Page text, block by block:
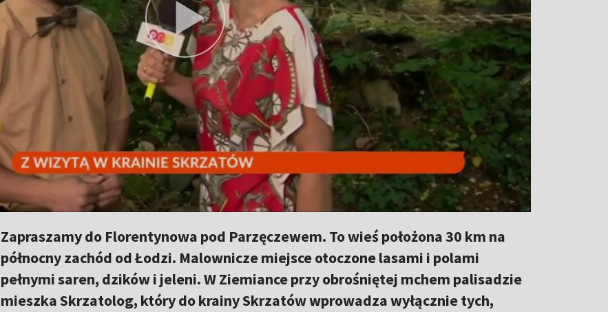
Zapraszamy do Florentynowa pod Parzęczewem. To wieś położona 30 km na
północny zachód od Łodzi. Malownicze miejsce otoczone lasami i polami
pełnymi saren, dzików i jeleni. W Ziemiance przy obrośniętej mchem palisadzie
mieszka Skrzatolog, który do krainy Skrzatów wprowadza wyłącznie tych,